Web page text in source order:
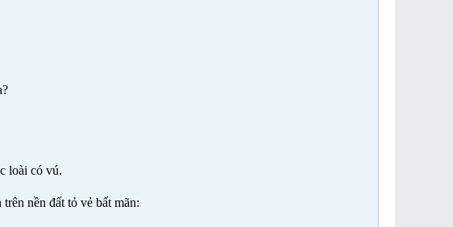
loài có vú.
nền đất tỏ vẻ bất mãn: